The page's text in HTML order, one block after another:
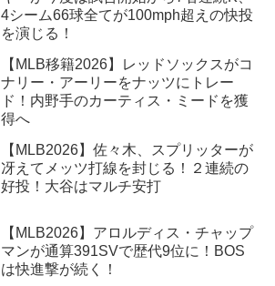
4シーム66球全てが100mph超えの快投
を演じる！
【MLB移籍2026】レッドソックスがコ
ナリー・アーリーをナッツにトレー
ド！内野手のカーティス・ミードを獲
得へ
【MLB2026】佐々木、スプリッターが
冴えてメッツ打線を封じる！２連続の
好投！大谷はマルチ安打
【MLB2026】アロルディス・チャップ
マンが通算391SVで歴代9位に！BOS
は快進撃が続く！